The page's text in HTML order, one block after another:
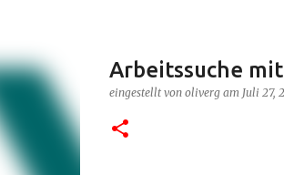
Arbeitssuche mit
eingestellt von oliverg am Juli 27,